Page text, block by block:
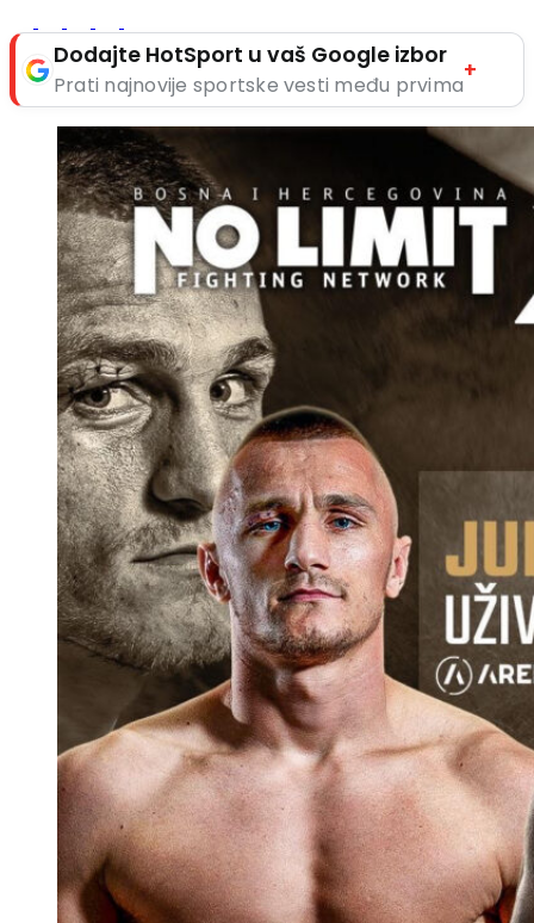
Dodajte HotSport u vaš Google izbor
Prati najnovije sportske vesti među prvima
+